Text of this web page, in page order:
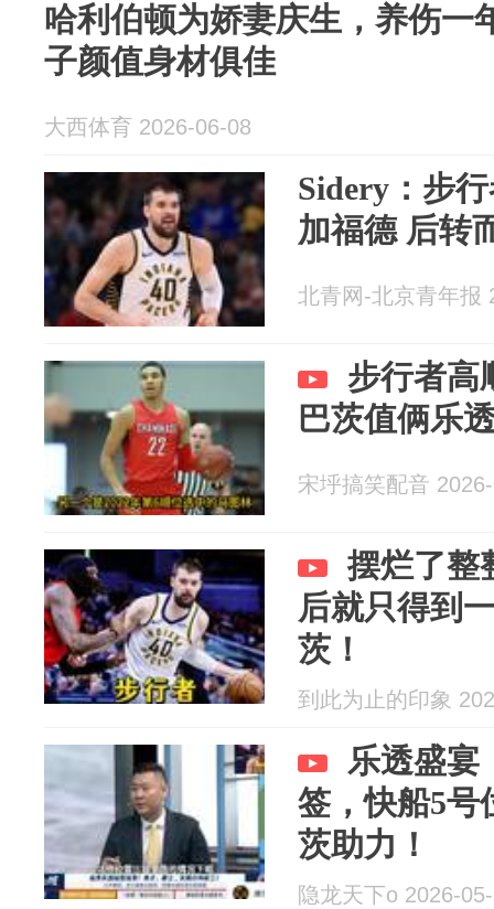
哈利伯顿为娇妻庆生，养伤一
子颜值身材俱佳
大西体育 2026-06-08
Sidery：步
加福德 后转
北青网-北京青年报
步行者高
巴茨值俩乐
宋垀搞笑配音
摆烂了整
后就只得到
茨！
到此为止的印象
乐透盛宴
签，快船5号
茨助力！
隐龙天下o 2026-